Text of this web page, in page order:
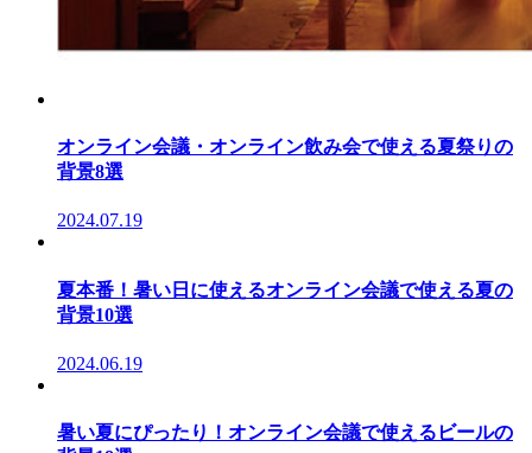
オンライン会議・オンライン飲み会で使える夏祭りの
背景8選
2024.07.19
夏本番！暑い日に使えるオンライン会議で使える夏の
背景10選
2024.06.19
暑い夏にぴったり！オンライン会議で使えるビールの